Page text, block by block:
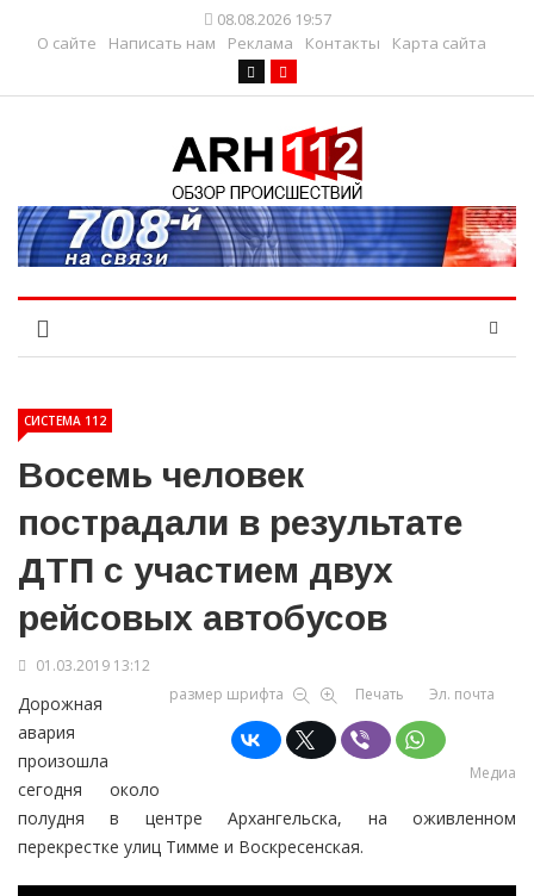
08.08.2026 19:57
О сайте
Написать нам Реклама Контакты Карта сайта
СИСТЕМА 112
Восемь человек
пострадали в результате
ДТП с участием двух
рейсовых автобусов
01.03.2019 13:12
размер шрифта
Печать Эл. почта
Медиа
Дорожная
авария
произошла
сегодня около
полудня в центре Архангельска, на оживленном
перекрестке улиц Тимме и Воскресенская.